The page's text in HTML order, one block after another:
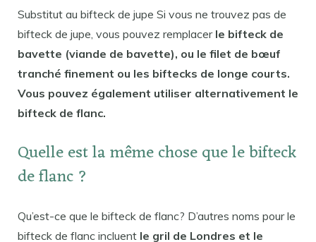
Substitut au bifteck de jupe Si vous ne trouvez pas de
bifteck de jupe, vous pouvez remplacer le bifteck de
bavette (viande de bavette), ou le filet de bœuf
tranché finement ou les biftecks ​​de longe courts.
Vous pouvez également utiliser alternativement le
bifteck de flanc.
Quelle est la même chose que le bifteck
de flanc ?
Qu’est-ce que le bifteck de flanc? D’autres noms pour le
bifteck de flanc incluent le gril de Londres et le